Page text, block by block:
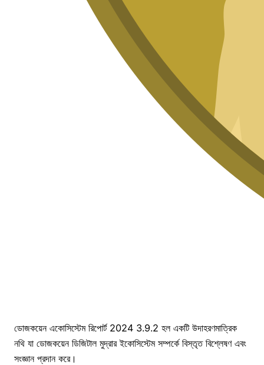
ডোজকয়েন একোসিস্টেম রিপোর্ট 2024 3.9.2 হল একটি উদাহরণমাত্রিক
নথি যা ডোজকয়েন ডিজিটাল মুদ্রার ইকোসিস্টেম সম্পর্কে বিস্তৃত বিশ্লেষণ এবং
সংজ্ঞান প্রদান করে।